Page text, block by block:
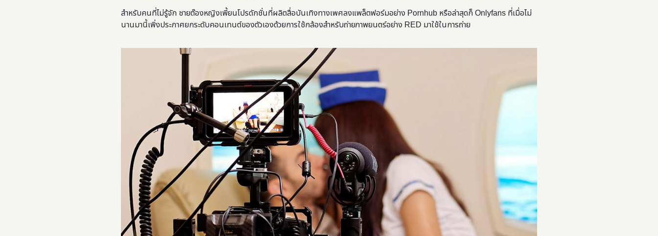
สำหรับคนที่ไม่รู้จัก ชายต๊องหญิงเพี้ยนโปรดักชั่นที่ผลิตสื่อบันเทิงทางเพศลงแพล็ตฟอร์มอย่าง Pornhub หรือล่าสุดก็ Onlyfans ที่เมื่อไม่
นานมานี้เพิ่งประกาศยกระดับคอนเทนต์ของตัวเองด้วยการใช้กล้องสำหรับถ่ายภาพยนตร์อย่าง RED มาใช้ในการถ่าย